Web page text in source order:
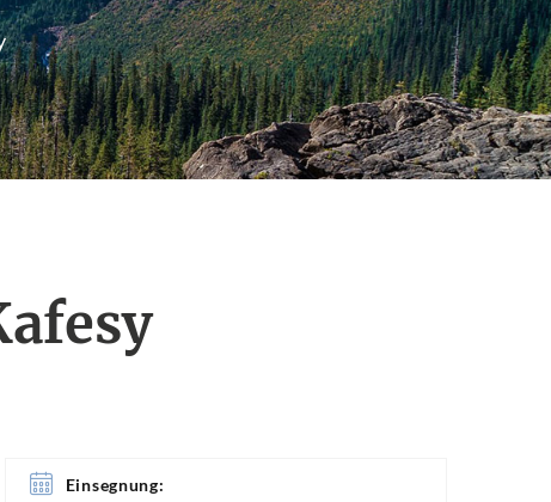
Einsegnung: